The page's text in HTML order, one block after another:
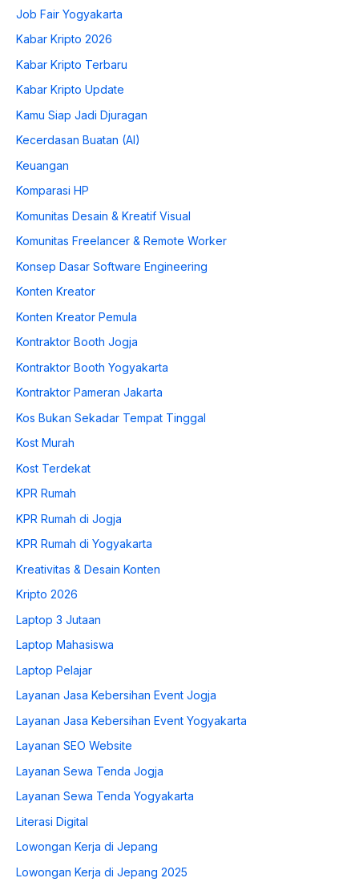
Job Fair Yogyakarta
Kabar Kripto 2026
Kabar Kripto Terbaru
Kabar Kripto Update
Kamu Siap Jadi Djuragan
Kecerdasan Buatan (AI)
Keuangan
Komparasi HP
Komunitas Desain & Kreatif Visual
Komunitas Freelancer & Remote Worker
Konsep Dasar Software Engineering
Konten Kreator
Konten Kreator Pemula
Kontraktor Booth Jogja
Kontraktor Booth Yogyakarta
Kontraktor Pameran Jakarta
Kos Bukan Sekadar Tempat Tinggal
Kost Murah
Kost Terdekat
KPR Rumah
KPR Rumah di Jogja
KPR Rumah di Yogyakarta
Kreativitas & Desain Konten
Kripto 2026
Laptop 3 Jutaan
Laptop Mahasiswa
Laptop Pelajar
Layanan Jasa Kebersihan Event Jogja
Layanan Jasa Kebersihan Event Yogyakarta
Layanan SEO Website
Layanan Sewa Tenda Jogja
Layanan Sewa Tenda Yogyakarta
Literasi Digital
Lowongan Kerja di Jepang
Lowongan Kerja di Jepang 2025